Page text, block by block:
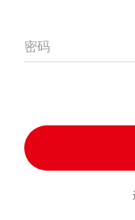
密码